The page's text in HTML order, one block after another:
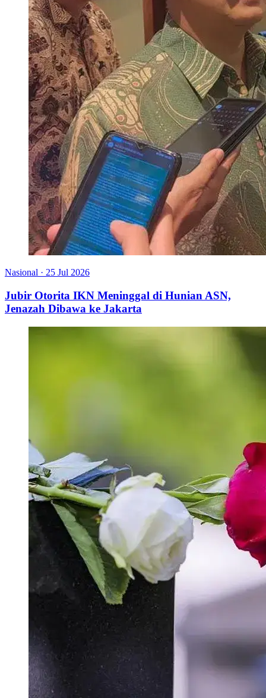
Nasional · 25 Jul 2026
Jubir Otorita IKN Meninggal di Hunian ASN,
Jenazah Dibawa ke Jakarta